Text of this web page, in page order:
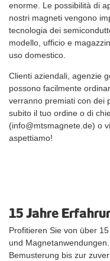
enorme. Le possibilità di
nostri magneti vengono
tecnologia dei
modello, ufficio e
uso domestico.
Clienti aziendali, agenzie
possono facilmente
verranno premiati con dei
subito il tuo ordine o di
(info@mtsmagnete.de) o
aspettiamo!
15 Jahre
Profitieren Sie von über
und
Bemusterung bis zur